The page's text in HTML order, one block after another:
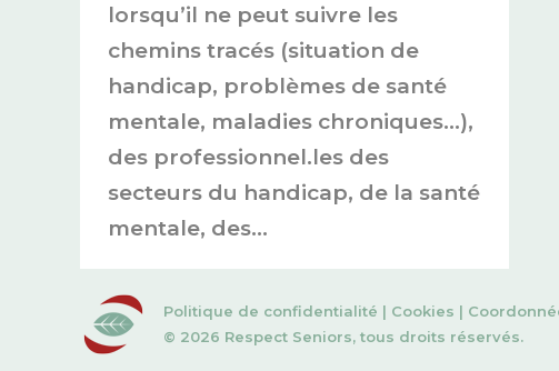
lorsqu’il ne peut suivre les
chemins tracés (situation de
handicap, problèmes de santé
mentale, maladies chroniques…),
des professionnel.les des
secteurs du handicap, de la santé
mentale, des…
Politique de confidentialité | Cookies |
© 2026 Respect Seniors, tous droits réservés.